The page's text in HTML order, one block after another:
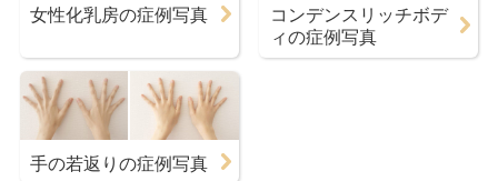
女性化乳房の症例写真
コンデンスリッチボデ
ィの症例写真
手の若返りの症例写真